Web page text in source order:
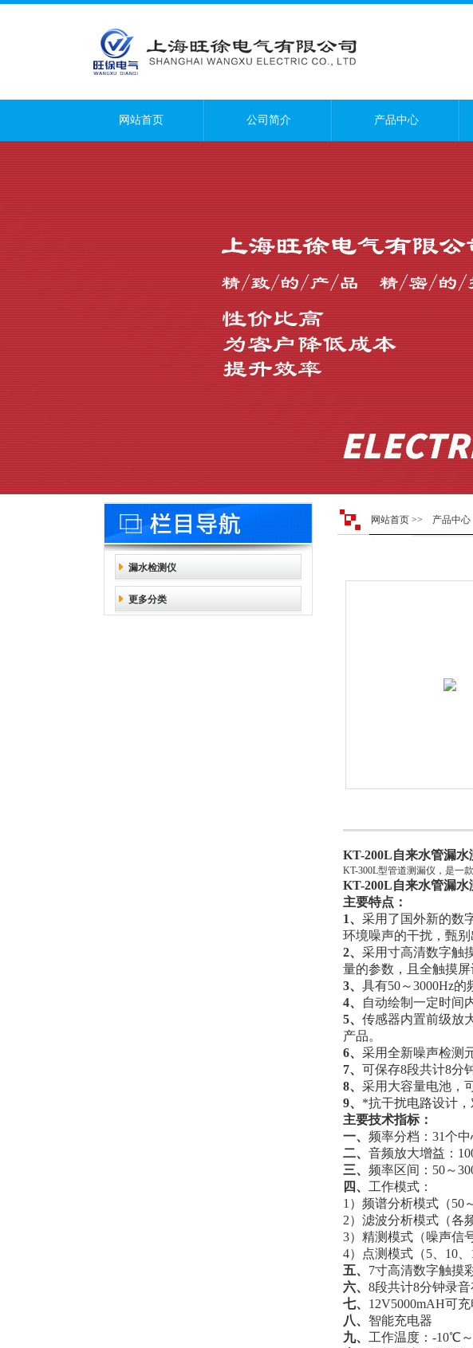
网站首页 公司简介 产品中心
漏水检测仪
更多分类
网站首页 >> 产品中心
KT-200L自来水管漏水
KT-300L型管道测漏仪，是一
KT-200L自来水管漏水
主要特点：
1、 采用了国外新的数
环境噪声的干扰，甄
2、 采用寸高清数字触
量的参数，且全触摸
3、 具有50～3000Hz
4、
自动绘制一定时间
5、 传感器内置前级放
产品。
6、 采用全新噪声检测
7、 可保存8段共计8分
8、 采用大容量电池，
9、 *抗干扰电路设计
主要技术指标：
一、 频率分档：31个
二、 音频放大增益：
三、 频率区间：50～
四、 工作模式：
1）频谱分析模式（50
2）滤波分析模式（各
3）精测模式（噪声信
4）点测模式（5、10
五、 7寸高清数字触摸
六、 8段共计8分钟录
七、 12V5000mAH可
八、 智能充电器
九、 工作温度：-10℃